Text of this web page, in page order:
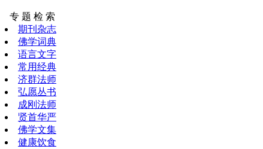
专 题 检 索
期刊杂志
佛学词典
语言文字
常用经典
济群法师
弘愿丛书
成刚法师
贤首华严
佛学文集
健康饮食